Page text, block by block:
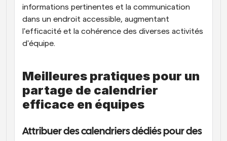
informations pertinentes et la communication
dans un endroit accessible, augmentant
l'efficacité et la cohérence des diverses activités
d'équipe.
Meilleures pratiques pour un
partage de calendrier
efficace en équipes
Attribuer des calendriers dédiés pour des